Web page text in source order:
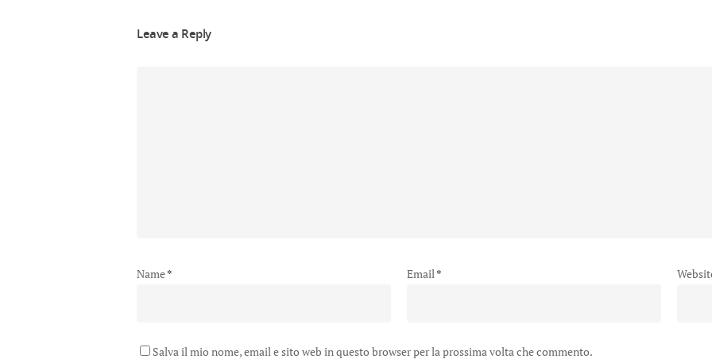
Leave a Reply
Name* Email*
Salva il mio nome, email e sito web in questo browser per la prossima volta che commento.